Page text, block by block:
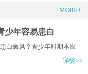
MORE+
少年容易患白
白癜风？青少年时期本应
详情>>